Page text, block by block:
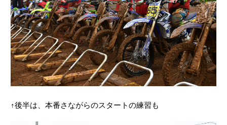
↑後半は、本番さながらのスタートの練習も